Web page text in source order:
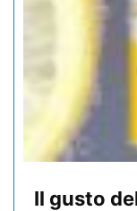
Il gusto